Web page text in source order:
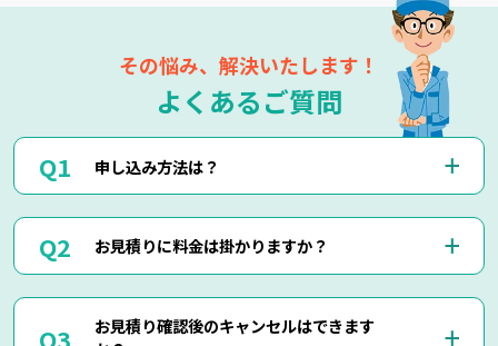
その悩み、解決いたします！
よくあるご質問
申し込み方法は？
くださいませ。
お電話・メール・LINEにてご予約が可能です。
ご相談の際にご依頼作業の詳細や回収物の詳細など、ご説明
して頂けましたら簡易お見積りも可能でございます。
お見積りに料金は掛かりますか？
りますのでご安心してご相談くださいませ。
お見積り確認後のキャンセルはできます